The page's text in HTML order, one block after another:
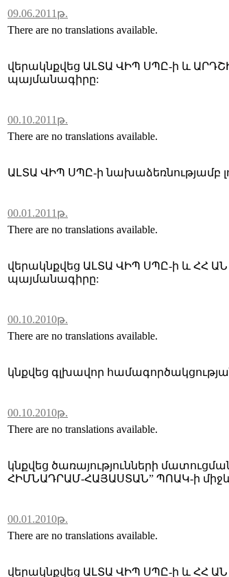
09.06.2011թ.
There are no translations available.
վերակնքվեց ԱԼՏԱ ՎԻՊ ՍՊԸ-ի և
պայմանագիրը:
00.10.2011թ.
There are no translations available.
ԱԼՏԱ ՎԻՊ ՍՊԸ-ի նախաձեռնությամբ
00.01.2011թ.
There are no translations available.
վերակնքվեց ԱԼՏԱ ՎԻՊ ՍՊԸ-ի և ՀՀ
պայմանագիրը:
00.10.2010թ.
There are no translations available.
կնքվեց գլխավոր
00.10.2010թ.
There are no translations available.
կնքվեց ծառայությունների
ՀԻՄՆԱԴՐԱՄ-ՀԱՅԱՍՏԱՆ” ՊՈԱԿ-ի
00.01.2010թ.
There are no translations available.
վերակնքվեց ԱԼՏԱ ՎԻՊ ՍՊԸ-ի և ՀՀ